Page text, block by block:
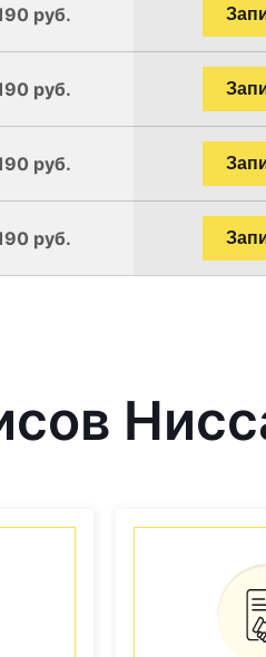
руб.
руб.
руб.
руб.